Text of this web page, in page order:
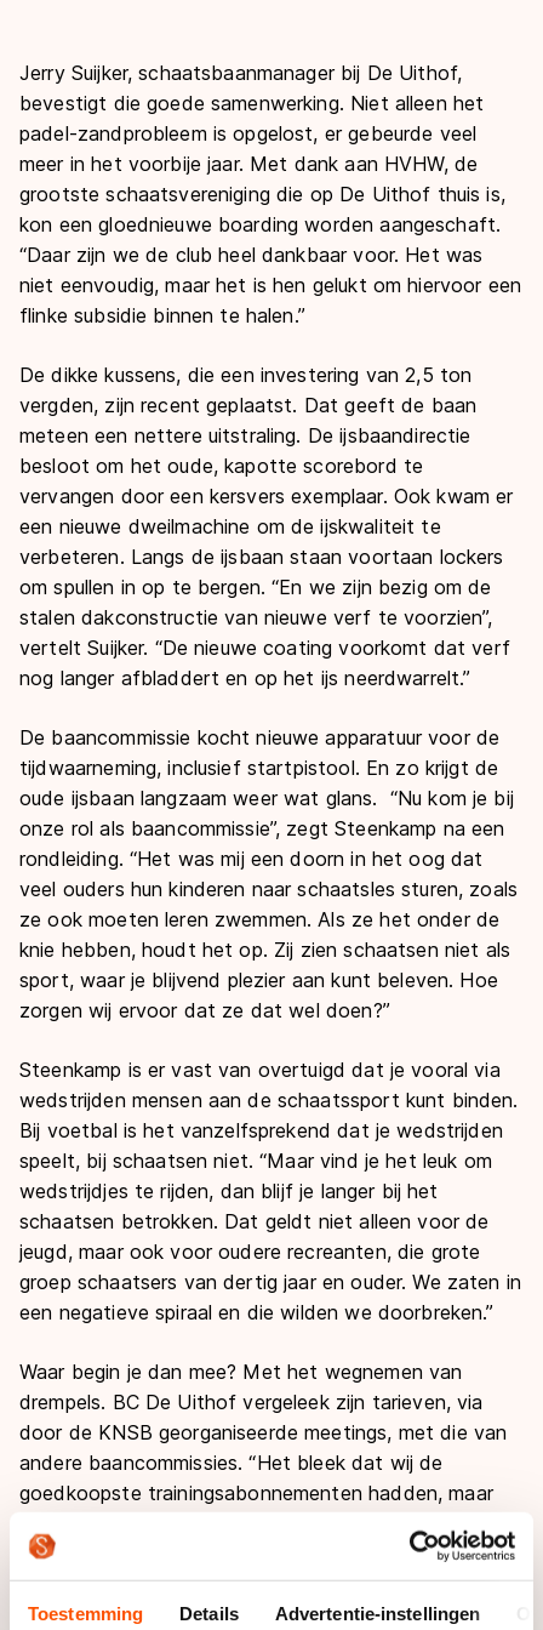
Toestemming Details Advertentie-instellingen
Jerry Suijker, schaatsbaanmanager bij De Uithof,
bevestigt die goede samenwerking. Niet alleen het
padel-zandprobleem is opgelost, er gebeurde veel
meer in het voorbije jaar. Met dank aan HVHW, de
grootste schaatsvereniging die op De Uithof thuis is,
kon een gloednieuwe boarding worden aangeschaft.
“Daar zijn we de club heel dankbaar voor. Het was
niet eenvoudig, maar het is hen gelukt om hiervoor een
flinke subsidie binnen te halen.”
De dikke kussens, die een investering van 2,5 ton
vergden, zijn recent geplaatst. Dat geeft de baan
meteen een nettere uitstraling. De ijsbaandirectie
besloot om het oude, kapotte scorebord te
vervangen door een kersvers exemplaar. Ook kwam er
een nieuwe dweilmachine om de ijskwaliteit te
verbeteren. Langs de ijsbaan staan voortaan lockers
om spullen in op te bergen. “En we zijn bezig om de
stalen dakconstructie van nieuwe verf te voorzien”,
vertelt Suijker. “De nieuwe coating voorkomt dat verf
nog langer afbladdert en op het ijs neerdwarrelt.”
De baancommissie kocht nieuwe apparatuur voor de
tijdwaarneming, inclusief startpistool. En zo krijgt de
oude ijsbaan langzaam weer wat glans. “Nu kom je bij
onze rol als baancommissie”, zegt Steenkamp na een
rondleiding. “Het was mij een doorn in het oog dat
veel ouders hun kinderen naar schaatsles sturen, zoals
ze ook moeten leren zwemmen. Als ze het onder de
knie hebben, houdt het op. Zij zien schaatsen niet als
sport, waar je blijvend plezier aan kunt beleven. Hoe
zorgen wij ervoor dat ze dat wel doen?”
Steenkamp is er vast van overtuigd dat je vooral via
wedstrijden mensen aan de schaatssport kunt binden.
Bij voetbal is het vanzelfsprekend dat je wedstrijden
speelt, bij schaatsen niet. “Maar vind je het leuk om
wedstrijdjes te rijden, dan blijf je langer bij het
schaatsen betrokken. Dat geldt niet alleen voor de
jeugd, maar ook voor oudere recreanten, die grote
groep schaatsers van dertig jaar en ouder. We zaten in
een negatieve spiraal en die wilden we doorbreken.”
Waar begin je dan mee? Met het wegnemen van
drempels. BC De Uithof vergeleek zijn tarieven, via
door de KNSB georganiseerde meetings, met die van
andere baancommissies. “Het bleek dat wij de
goedkoopste trainingsabonnementen hadden, maar
schaatser was 133 euro kwijt om aan langebaan- en
marathonwedstrijden te mogen deelnemen, ook als je
maar één of twee keer meedeed.”